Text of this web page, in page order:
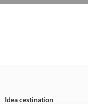
Idea destination